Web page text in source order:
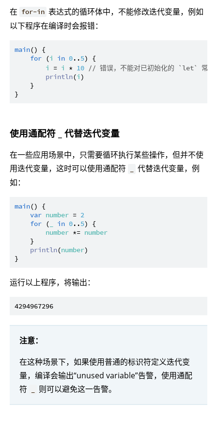
在 for-in 表达式的循环体中，不能修改迭代变量，例如
以下程序在编译时会报错：
main() {
for (i in 0..5) {
i
= i * 10 // 错误，不能对已初始化的 `let` 常量
println(i )
    }
使用通配符 _ 代替迭代变量
在一些应用场景中，只需要循环执行某些操作，但并不使
用迭代变量，这时可以使用通配符
代替迭代变量，例
如：
main() {
var number = 2
for ( in 0..5) {
number *= number
    }
println(number)
运行以上程序，将输出：
注意：
在这种场景下，如果使用普通的标识符定义迭代变
量，编译会输出“unused variable”告警，使用通配
符
则可以避免这一告警。